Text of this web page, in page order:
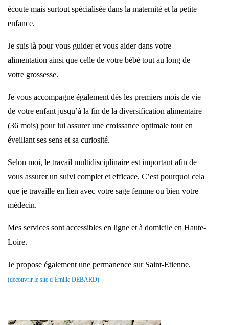
écoute mais surtout spécialisée dans la maternité et la petite
enfance.
Je suis là pour vous guider et vous aider dans votre
alimentation ainsi que celle de votre bébé tout au long de
votre grossesse.
Je vous accompagne également dès les premiers mois de vie
de votre enfant jusqu’à la fin de la diversification alimentaire
(36 mois) pour lui assurer une croissance optimale tout en
éveillant ses sens et sa curiosité.
Selon moi, le travail multidisciplinaire est important afin de
vous assurer un suivi complet et efficace. C’est pourquoi cela
que je travaille en lien avec votre sage femme ou bien votre
médecin.
Mes services sont accessibles en ligne et à domicile en Haute-
Loire.
Je propose également une permanence sur Saint-Etienne.
…
(découvrir le site d’Émilie DEBARD)